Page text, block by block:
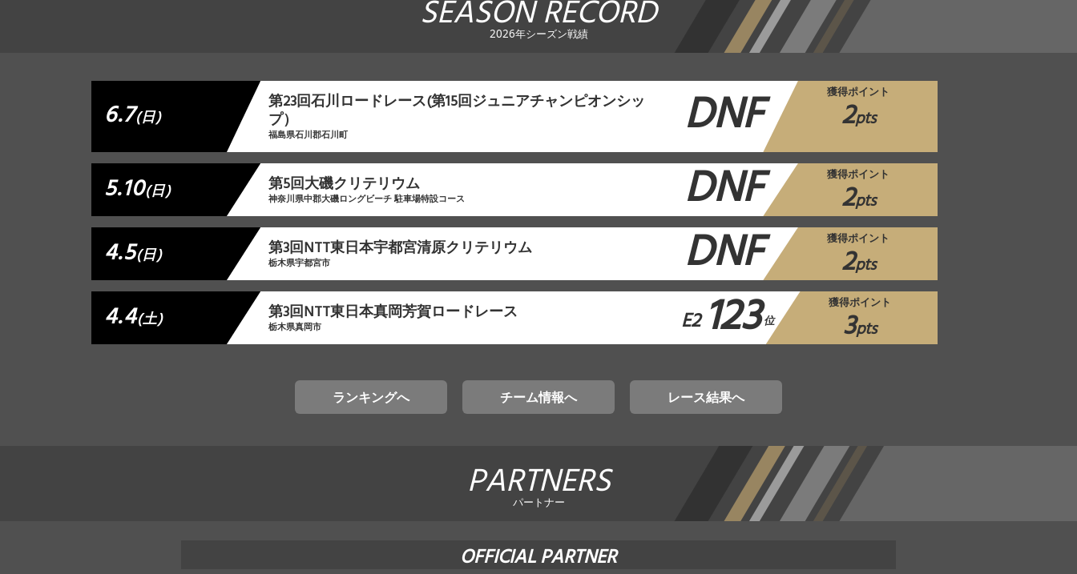
SEASON RECORD
2026年シーズン戦績
6.7(日)
第23回石川ロードレース(第15回ジュニアチャンピオンシッ
プ）
福島県石川郡石川町 DNF 獲得ポイント
2pts
5.10(日) 第5回大磯クリテリウム
神奈川県中郡大磯ロングビーチ 駐車場特設コース DNF 獲得ポイント
2pts
4.5(日) 第3回NTT東日本宇都宮清原クリテリウム
栃木県宇都宮市 DNF 獲得ポイント
2pts
4.4(土) 第3回NTT東日本真岡芳賀ロードレース
栃木県真岡市 E2 123 位
獲得ポイント
3pts
ランキングへ チーム情報へ レース結果へ
PARTNERS
パートナー
OFFICIAL PARTNER